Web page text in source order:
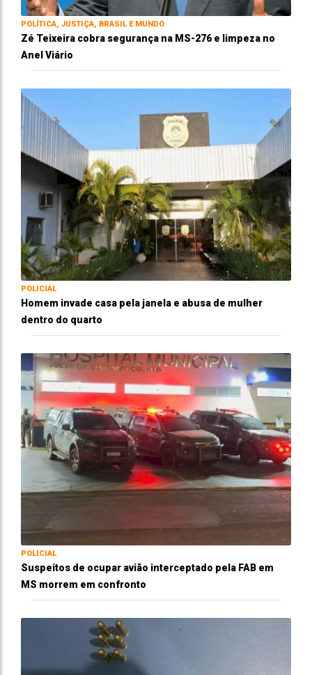
POLÍTICA, JUSTIÇA, BRASIL E MUNDO
Zé Teixeira cobra segurança na MS-276 e limpeza no
Anel Viário
POLICIAL
Homem invade casa pela janela e abusa de mulher
dentro do quarto
POLICIAL
Suspeitos de ocupar avião interceptado pela FAB em
MS morrem em confronto